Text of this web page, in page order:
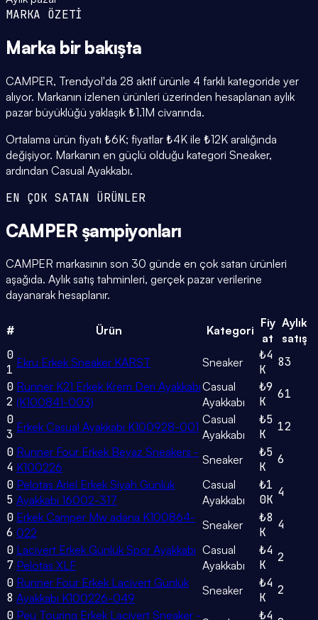
MARKA ÖZETİ
Marka bir bakışta
CAMPER, Trendyol'da 28 aktif ürünle 4 farklı kategoride yer
alıyor. Markanın izlenen ürünleri üzerinden hesaplanan aylık
pazar büyüklüğü yaklaşık ₺1.1M civarında.
Ortalama ürün fiyatı ₺6K; fiyatlar ₺4K ile ₺12K aralığında
değişiyor. Markanın en güçlü olduğu kategori Sneaker,
ardından Casual Ayakkabı.
EN ÇOK SATAN ÜRÜNLER
CAMPER şampiyonları
CAMPER markasının son 30 günde en çok satan ürünleri
aşağıda. Aylık satış tahminleri, gerçek pazar verilerine
dayanarak hesaplanır.
# Ürün Kategori
Fiy
at
Aylık
satış
0
1 Ekru Erkek Sneaker KARST Sneaker
₺4
K
83
0
2
Runner K21 Erkek Krem Deri Ayakkabı
(K100841-003)
Casual
Ayakkabı
₺9
K
61
0
3 Erkek Casual Ayakkabı K100928-001
Casual
Ayakkabı
₺5
K
12
0
4
Runner Four Erkek Beyaz Sneakers -
K100226
Sneaker
₺5
K
6
0
5
Pelotas Ariel Erkek Siyah Günlük
Ayakkabı 16002-317
Casual
Ayakkabı
₺1
0K
4
0
6
Erkek Camper Mw adana K100864-
022
Sneaker
₺8
K
4
0
7
Lacivert Erkek Günlük Spor Ayakkabı
Pelotas XLF
Casual
Ayakkabı
₺4
K
2
0
8
Runner Four Erkek Lacivert Günlük
Ayakkabı K100226-049
Sneaker
₺4
K
2
0 Peu Touring Erkek Lacivert Sneaker - ₺4